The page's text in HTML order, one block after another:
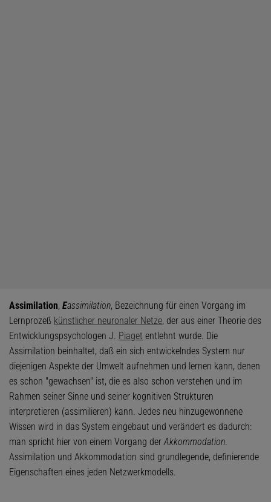
Assimilation, Eassimilation, Bezeichnung für einen Vorgang im
Lernprozeß künstlicher neuronaler Netze, der aus einer Theorie des
Entwicklungspsychologen J. Piaget entlehnt wurde. Die
Assimilation beinhaltet, daß ein sich entwickelndes System nur
diejenigen Aspekte der Umwelt aufnehmen und lernen kann, denen
es schon "gewachsen" ist, die es also schon verstehen und im
Rahmen seiner Sinne und seiner kognitiven Strukturen
interpretieren (assimilieren) kann. Jedes neu hinzugewonnene
Wissen wird in das System eingebaut und verändert es dadurch:
man spricht hier von einem Vorgang derAkkommodation.
Assimilation und Akkommodation sind grundlegende, definierende
Eigenschaften eines jeden Netzwerkmodells.